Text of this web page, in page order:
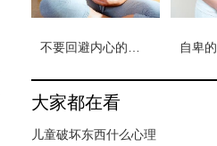
大家都在看
儿童破坏东西什么心理